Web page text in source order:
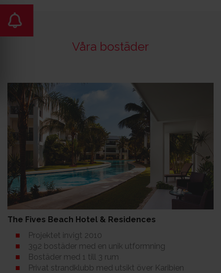
Våra bostäder
The Fives Beach Hotel & Residences
Projektet invigt 2010
392 bostäder med en unik utformning
Bostäder med 1 till 3 rum
Privat strandklubb med utsikt över Karibien